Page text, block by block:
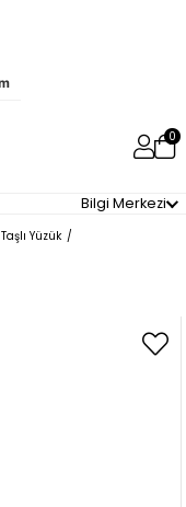
0
Bilgi Merkezi
Yüzük